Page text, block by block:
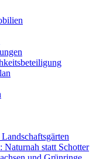
Naturnah statt Schotter